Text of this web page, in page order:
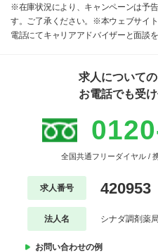
※在庫状況により、キャンペーンは予
す。ご了承ください。※本ウェブサイ
電話にてキャリアアドバイザーと面談
求人について
お電話でも受
全国共通フリーダイヤル /
求人番号 420953
法人名 シナダ調剤薬
お問い合わせの例